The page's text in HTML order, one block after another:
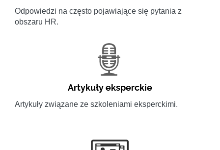
Odpowiedzi na często pojawiające się pytania z
obszaru HR.
Artykuły eksperckie
Artykuły związane ze szkoleniami eksperckimi.